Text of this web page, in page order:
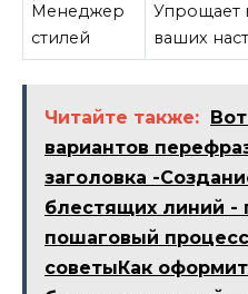
Менеджер
стилей
Упрощает
ваших
Читайте также:
вариантов
заголовка -
блестящих линий -
пошаговый
советыКак